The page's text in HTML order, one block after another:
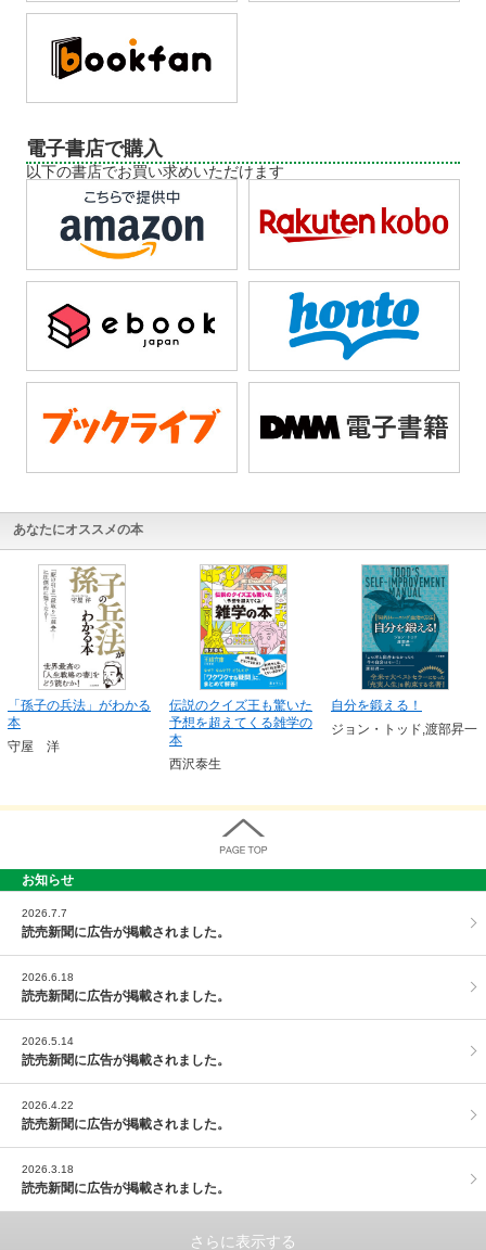
電子書店で購入
以下の書店でお買い求めいただけます
あなたにオススメの本
「孫子の兵法」がわかる
本
守屋 洋
伝説のクイズ王も驚いた
予想を超えてくる雑学の
本
西沢泰生
自分を鍛える！
ジョン・トッド,渡部昇一
お知らせ
2026.7.7
読売新聞に広告が掲載されました。
2026.6.18
読売新聞に広告が掲載されました。
2026.5.14
読売新聞に広告が掲載されました。
2026.4.22
読売新聞に広告が掲載されました。
2026.3.18
読売新聞に広告が掲載されました。
さらに表示する
PAGE TOP